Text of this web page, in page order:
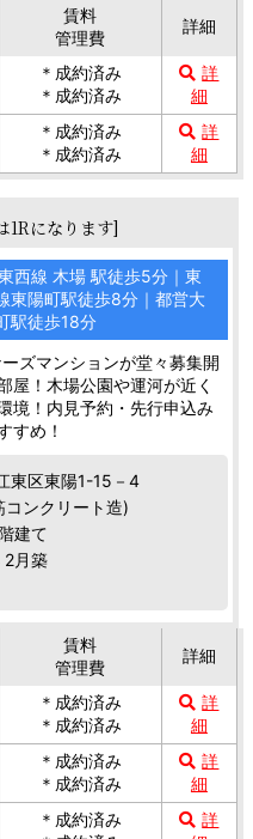
賃料
管理費
詳細
＊成約済み
＊成約済み
詳
細
＊成約済み
＊成約済み
詳
細
1Rになります]
西線 木場 駅徒歩5分｜東
東陽町駅徒歩8分｜都営大
駅徒歩18分
ズマンションが堂々募集開
屋！木場公園や運河が近く
境！内見予約・先行申込み
すめ！
東区東陽1-15－4
コンクリート造)
建て
月築
賃料
管理費
詳細
＊成約済み
＊成約済み
詳
細
＊成約済み
＊成約済み
詳
細
＊成約済み
詳